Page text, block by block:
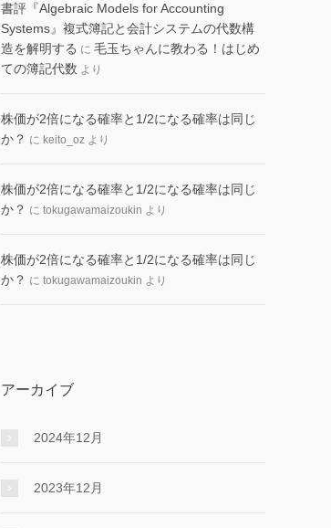
書評『Algebraic Models for Accounting
Systems』複式簿記と会計システムの代数構
造を解明する に 毛玉ちゃんに教わる！はじめ
ての簿記代数 より
株価が2倍になる確率と1/2になる確率は同じ
か？ に keito_oz より
株価が2倍になる確率と1/2になる確率は同じ
か？ に tokugawamaizoukin より
株価が2倍になる確率と1/2になる確率は同じ
か？ に tokugawamaizoukin より
アーカイブ
2024年12月
2023年12月